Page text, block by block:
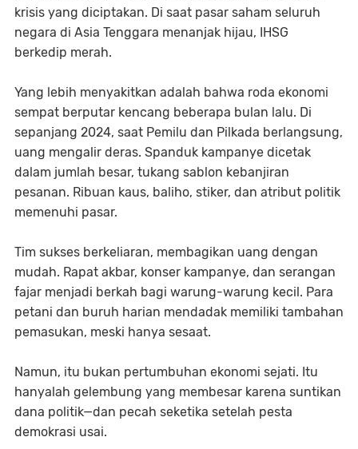
krisis yang diciptakan. Di saat pasar saham seluruh
negara di Asia Tenggara menanjak hijau, IHSG
berkedip merah.
Yang lebih menyakitkan adalah bahwa roda ekonomi
sempat berputar kencang beberapa bulan lalu. Di
sepanjang 2024, saat Pemilu dan Pilkada berlangsung,
uang mengalir deras. Spanduk kampanye dicetak
dalam jumlah besar, tukang sablon kebanjiran
pesanan. Ribuan kaus, baliho, stiker, dan atribut politik
memenuhi pasar.
Tim sukses berkeliaran, membagikan uang dengan
mudah. Rapat akbar, konser kampanye, dan serangan
fajar menjadi berkah bagi warung-warung kecil. Para
petani dan buruh harian mendadak memiliki tambahan
pemasukan, meski hanya sesaat.
Namun, itu bukan pertumbuhan ekonomi sejati. Itu
hanyalah gelembung yang membesar karena suntikan
dana politik—dan pecah seketika setelah pesta
demokrasi usai.